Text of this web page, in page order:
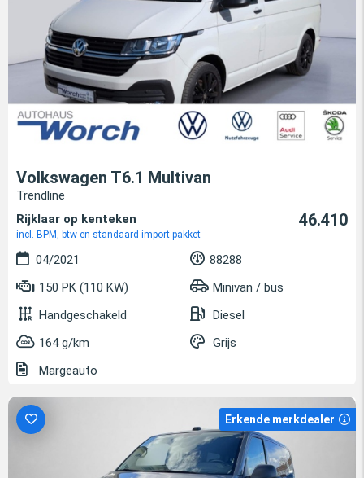
Volkswagen T6.1 Multivan
Trendline
Rijklaar op kenteken
incl. BPM, btw en standaard import pakket
46.410
04/2021
88288
150 PK (110 KW)
Minivan / bus
Handgeschakeld
Diesel
164 g/km
Grijs
Margeauto
Erkende merkdealer